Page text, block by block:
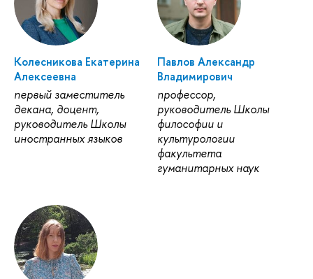
Колесникова Екатерина
Алексеевна
первый заместитель
декана, доцент,
руководитель Школы
иностранных языков
Павлов Александр
Владимирович
профессор,
руководитель Школы
философии и
культурологии
факультета
гуманитарных наук